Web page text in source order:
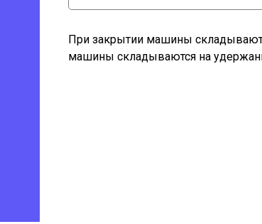
При закрытии машины
машины складываются на